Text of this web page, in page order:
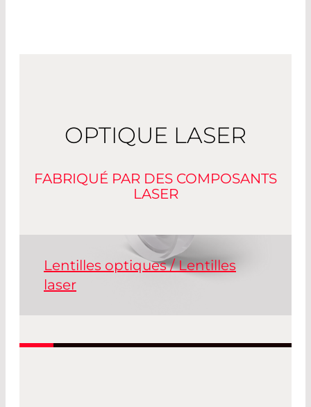
OPTIQUE LASER
FABRIQUÉ PAR DES COMPOSANTS
LASER
Lentilles optiques / Lentilles
laser
plano, des substrats courbés pour